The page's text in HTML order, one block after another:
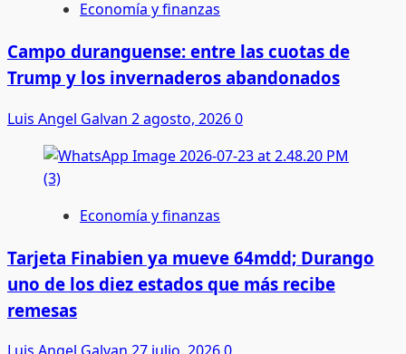
Economía y finanzas
Campo duranguense: entre las cuotas de
Trump y los invernaderos abandonados
Luis Angel Galvan 2 agosto, 20260
Economía y finanzas
Tarjeta Finabien ya mueve 64mdd; Durango
uno de los diez estados que más recibe
remesas